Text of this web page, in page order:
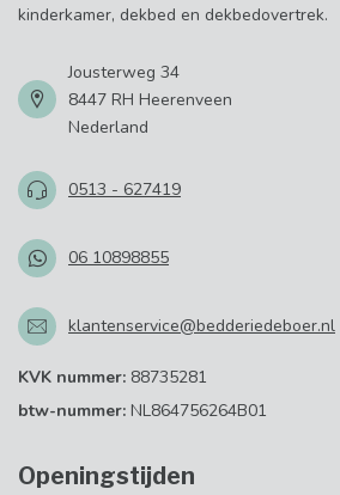
kinderkamer, dekbed en dekbedovertrek.
Jousterweg 34
8447 RH Heerenveen
Nederland
0513 - 627419
06 10898855
klantenservice@bedderiedeboer.nl
KVK nummer: 88735281
btw-nummer: NL864756264B01
Openingstijden